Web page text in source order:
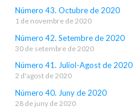
Número 43. Octubre de 2020
1 de novembre de 2020
Número 42. Setembre de 2020
30 de setembre de 2020
Número 41. Juliol-Agost de 2020
2 d'agost de 2020
Número 40. Juny de 2020
28 de juny de 2020